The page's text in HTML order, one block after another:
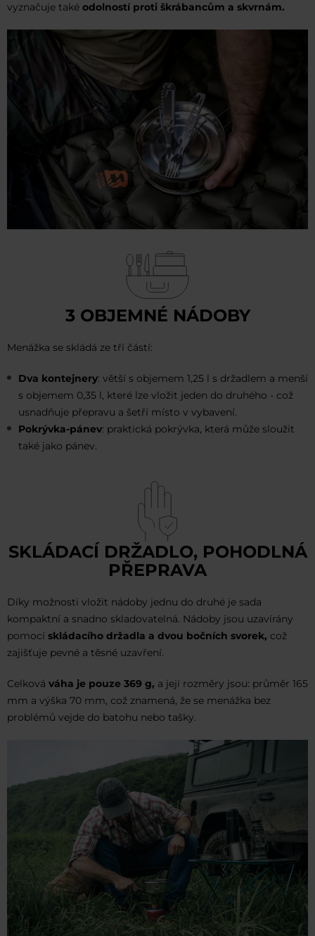
vyznačuje také odolností proti škrábancům a skvrnám.
3 OBJEMNÉ NÁDOBY
Menážka se skládá ze tří částí:
Dva kontejnery: větší s objemem 1,25 l s držadlem a menší
s objemem 0,35 l, které lze vložit jeden do druhého - což
usnadňuje přepravu a šetří místo v vybavení.
Pokrývka-pánev: praktická pokrývka, která může sloužit
také jako pánev.
SKLÁDACÍ DRŽADLO, POHODLNÁ
PŘEPRAVA
Díky možnosti vložit nádoby jednu do druhé je sada
kompaktní a snadno skladovatelná. Nádoby jsou uzavírány
pomocí skládacího držadla a dvou bočních svorek, což
zajišťuje pevné a těsné uzavření.
Celková váha je pouze 369 g, a její rozměry jsou: průměr 165
mm a výška 70 mm, což znamená, že se menážka bez
problémů vejde do batohu nebo tašky.